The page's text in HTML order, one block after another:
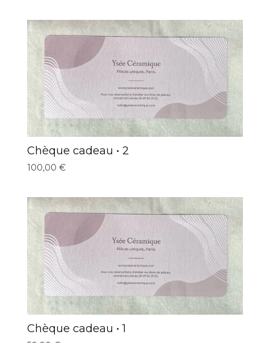
Chèque cadeau • 2
100,00 €
Chèque cadeau • 1